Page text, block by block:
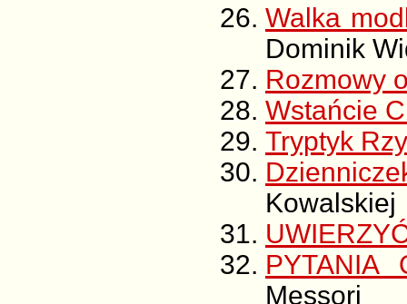
Walka
Dominik
Rozmowy
Wstańcie
Tryptyk
Kowalskiej
PYTANIA
Messori